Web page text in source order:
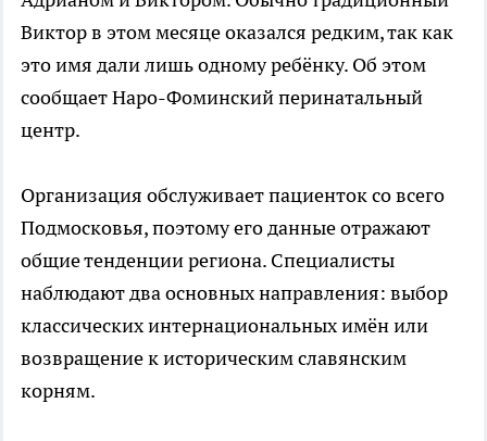
Виктор в этом месяце оказался редким, так как
это имя дали лишь одному ребёнку. Об этом
сообщает Наро-Фоминский перинатальный
центр.
Организация обслуживает пациенток со всего
Подмосковья, поэтому его данные отражают
общие тенденции региона. Специалисты
наблюдают два основных направления: выбор
классических интернациональных имён или
возвращение к историческим славянским
корням.